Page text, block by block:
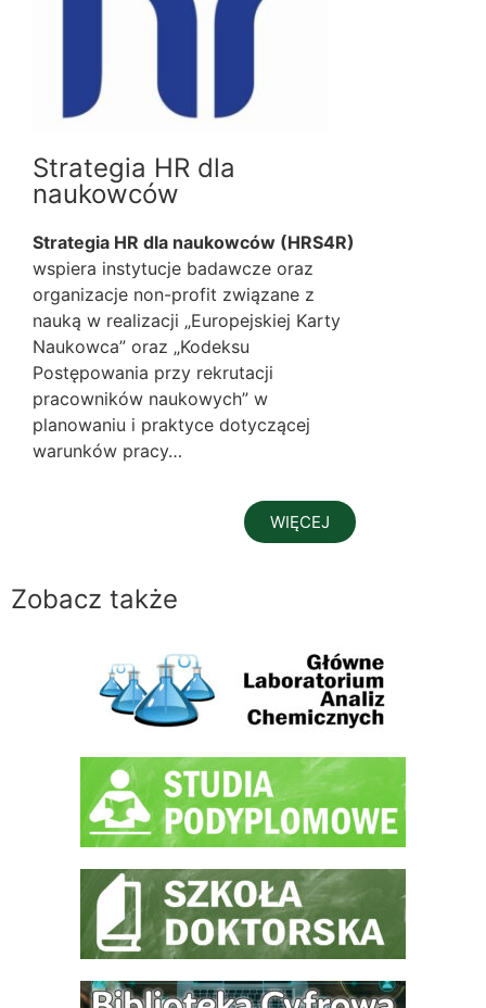
Strategia HR dla
naukowców
Strategia HR dla naukowców (HRS4R)
wspiera instytucje badawcze oraz
organizacje non-profit związane z
nauką w realizacji „Europejskiej Karty
Naukowca” oraz „Kodeksu
Postępowania przy rekrutacji
pracowników naukowych” w
planowaniu i praktyce dotyczącej
warunków pracy…
WIĘCEJ
Zobacz także